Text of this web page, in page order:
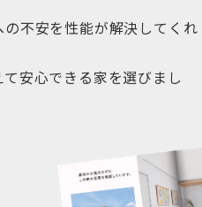
不安を性能が解決してくれ
安心できる家を選びまし